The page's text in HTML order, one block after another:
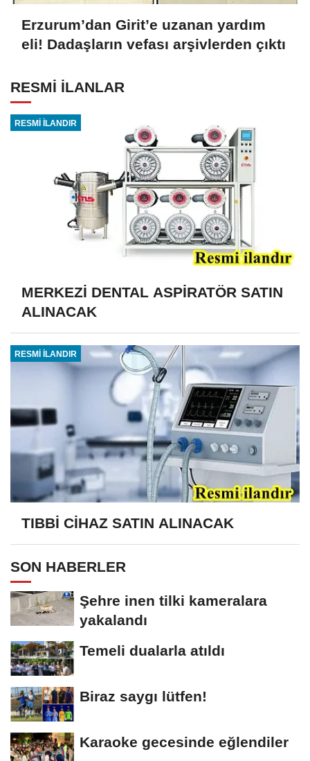
Erzurum’dan Girit’e uzanan yardım
eli! Dadaşların vefası arşivlerden çıktı
RESMİ İLANLAR
RESMİ İLANDIR
MERKEZİ DENTAL ASPİRATÖR SATIN
ALINACAK
RESMİ İLANDIR
TIBBİ CİHAZ SATIN ALINACAK
SON HABERLER
Şehre inen tilki kameralara
yakalandı
Temeli dualarla atıldı
Biraz saygı lütfen!
Karaoke gecesinde eğlendiler